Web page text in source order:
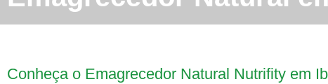
Conheça o Emagrecedor Natural Nutrifity em